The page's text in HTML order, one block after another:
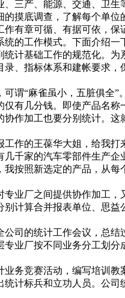
三产、能源、交通、卫生
摸底调查，了解每个单位
有章可循、有据可依，保
的工作模式。下面介绍一
计基础工作的规范化。为
、指标体系和建帐要求，
谓“麻雀虽小，五脏俱全”
有几分钱。即使产品名称
作加工也要分别统计。这
作的王葆华大姐，给我打
千家的汽车零部件生产企
按照新选定的产品，从每
业厂之间提供协作加工，
计算合并报表单位、思益
司的统计工作会议，总结
业厂按不同业务分工划分
务竞赛活动，编写培训教
计标兵和立功人员。公司